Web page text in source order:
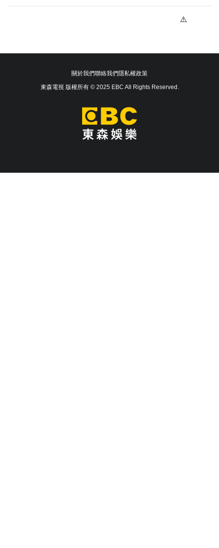
關於我們聯絡我們隱私權政策
東森電視 版權所有 © 2025 EBC All Rights Reserved.